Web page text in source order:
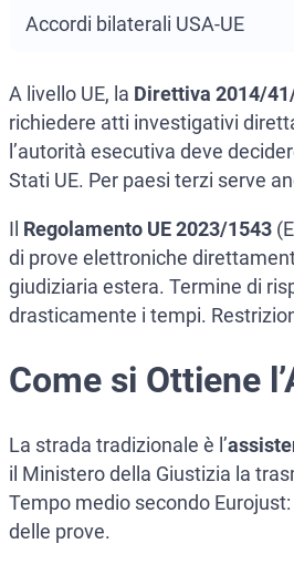
Accordi bilaterali USA-UE
A livello UE, la Direttiva 2014/
richiedere atti investigativi
l’autorità esecutiva deve
Stati UE. Per paesi terzi serve
Il Regolamento UE 2023/1543
di prove elettroniche
giudiziaria estera. Termine di
drasticamente i tempi.
Come si Ottiene
La strada tradizionale è l’
il Ministero della Giustizia la
Tempo medio secondo
delle prove.